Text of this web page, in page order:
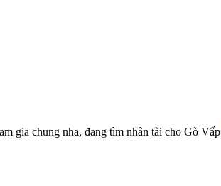
gia chung nha, đang tìm nhân tài cho Gò Vấp